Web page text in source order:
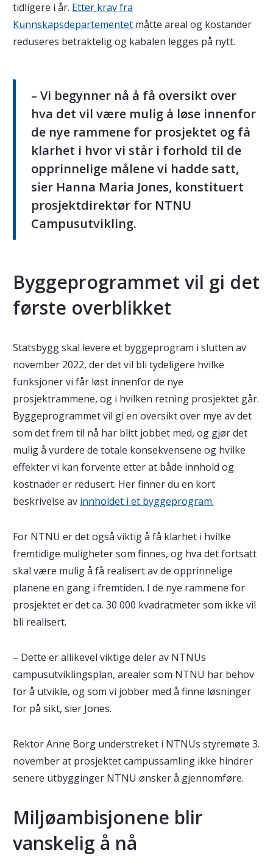
tidligere i år. Etter krav fra
Kunnskapsdepartementet måtte areal og kostander
reduseres betraktelig og kabalen legges på nytt.
– Vi begynner nå å få oversikt over
hva det vil være mulig å løse innenfor
de nye rammene for prosjektet og få
klarhet i hvor vi står i forhold til de
opprinnelige målene vi hadde satt,
sier Hanna Maria Jones, konstituert
prosjektdirektør for NTNU
Campusutvikling.
Byggeprogrammet vil gi det
første overblikket
Statsbygg skal levere et byggeprogram i slutten av
november 2022, der det vil bli tydeligere hvilke
funksjoner vi får løst innenfor de nye
prosjektrammene, og i hvilken retning prosjektet går.
Byggeprogrammet vil gi en oversikt over mye av det
som det frem til nå har blitt jobbet med, og gjør det
mulig å vurdere de totale konsekvensene og hvilke
effekter vi kan forvente etter at både innhold og
kostnader er redusert. Her finner du en kort
beskrivelse av innholdet i et byggeprogram.
For NTNU er det også viktig å få klarhet i hvilke
fremtidige muligheter som finnes, og hva det fortsatt
skal være mulig å få realisert av de opprinnelige
planene en gang i fremtiden. I de nye rammene for
prosjektet er det ca. 30 000 kvadratmeter som ikke vil
bli realisert.
– Dette er allikevel viktige deler av NTNUs
campusutviklingsplan, arealer som NTNU har behov
for å utvikle, og som vi jobber med å finne løsninger
for på sikt, sier Jones.
Rektor Anne Borg understreket i NTNUs styremøte 3.
november at prosjektet campussamling ikke hindrer
senere utbygginger NTNU ønsker å gjennomføre.
Miljøambisjonene blir
vanskelig å nå